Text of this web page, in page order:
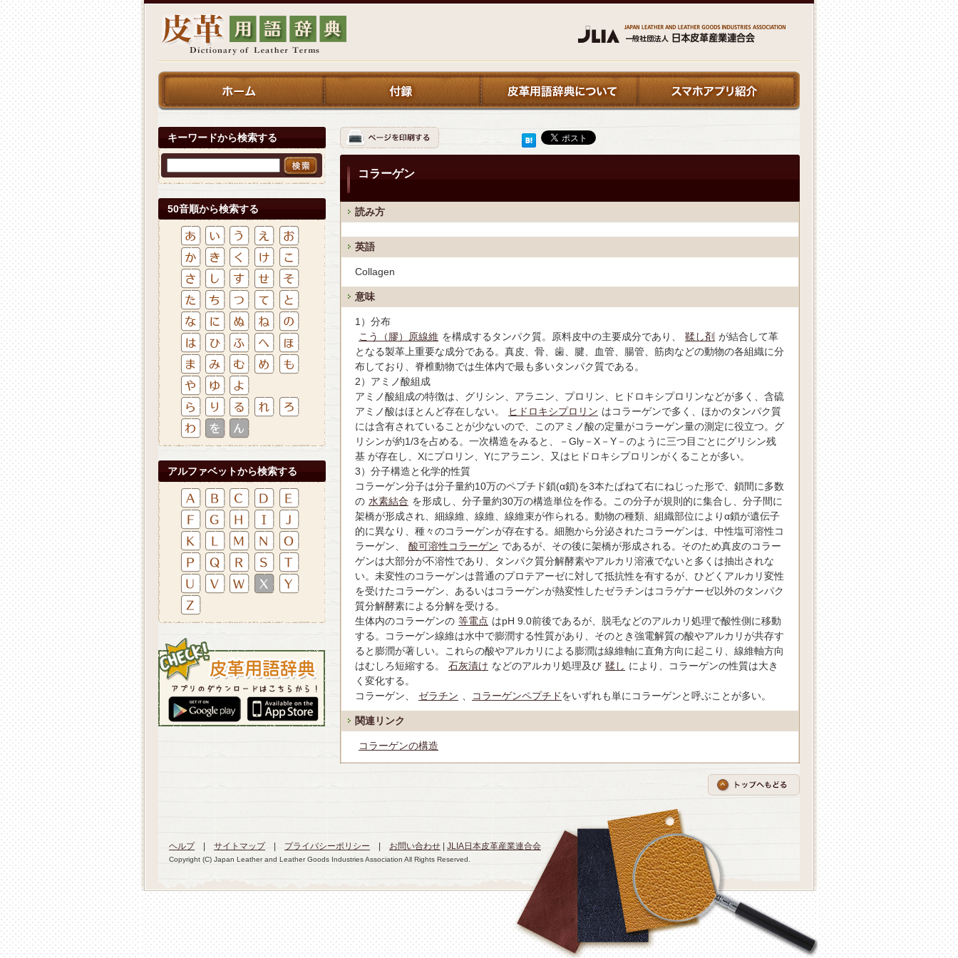
キーワードから検索する
50音順から検索する
アルファベットから検索する
コラーゲン
読み方
英語
Collagen
意味
1）分布
こう（膠）原線維 を構成するタンパク質。原料皮中の主要成分であり、 鞣し剤 が結合して革
となる製革上重要な成分である。真皮、骨、歯、腱、血管、腸管、筋肉などの動物の各組織に分
布しており、脊椎動物では生体内で最も多いタンパク質である。
2）アミノ酸組成
アミノ酸組成の特徴は、グリシン、アラニン、プロリン、ヒドロキシプロリンなどが多く、含硫
アミノ酸はほとんど存在しない。
ヒドロキシプロリン はコラーゲンで多く、ほかのタンパク質
には含有されていることが少ないので、このアミノ酸の定量がコラーゲン量の測定に役立つ。グ
リシンが約1/3を占める。一次構造をみると、－Gly－X－Y－のように三つ目ごとにグリシン残
基 が存在し、Xにプロリン、Yにアラニン、又はヒドロキシプロリンがくることが多い。
3）分子構造と化学的性質
コラーゲン分子は分子量約10万のペプチド鎖(α鎖)を3本たばねて右にねじった形で、鎖間に多数
の 水素結合 を形成し、分子量約30万の構造単位を作る。この分子が規則的に集合し、分子間に
架橋が形成され、細線維、線維、線維束が作られる。動物の種類、組織部位によりα鎖が遺伝子
的に異なり、種々のコラーゲンが存在する。細胞から分泌されたコラーゲンは、中性塩可溶性コ
ラーゲン、
酸可溶性コラーゲン であるが、その後に架橋が形成される。そのため真皮のコラー
ゲンは大部分が不溶性であり、タンパク質分解酵素やアルカリ溶液でないと多くは抽出されな
い。未変性のコラーゲンは普通のプロテアーゼに対して抵抗性を有するが、ひどくアルカリ変性
を受けたコラーゲン、あるいはコラーゲンが熱変性したゼラチンはコラゲナーゼ以外のタンパク
質分解酵素による分解を受ける。
生体内のコラーゲンの 等電点 はpH 9.0前後であるが、脱毛などのアルカリ処理で酸性側に移動
する。コラーゲン線維は水中で膨潤する性質があり、そのとき強電解質の酸やアルカリが共存す
ると膨潤が著しい。これらの酸やアルカリによる膨潤は線維軸に直角方向に起こり、線維軸方向
はむしろ短縮する。
石灰漬け などのアルカリ処理及び 鞣し により、コラーゲンの性質は大き
く変化する。
コラーゲン、
ゼラチン コラーゲンペプチドをいずれも単にコラーゲンと呼ぶことが多い。
関連リンク
コラーゲンの構造
ヘルプ| サイトマップ| プライバシーポリシー お問い合わせ JLIA日本皮革産業連合会
Copyright (C) Japan Leather and Leather Goods Industries Association All Rights Reserved.